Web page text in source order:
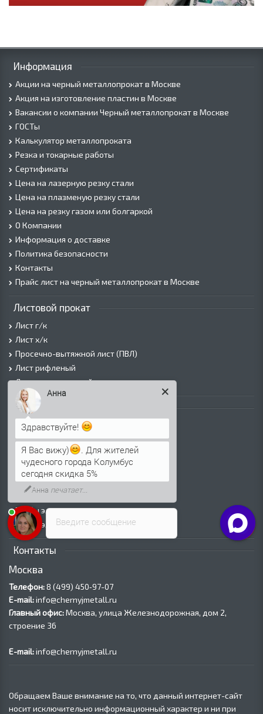
Информация
Акции на черный металлопрокат в Москве
Акция на изготовление пластин в Москве
Вакансии о компании Черный металлопрокат в Москве
ГОСТы
Калькулятор металлопроката
Резка и токарные работы
Сертификаты
Цена на лазерную резку стали
Цена на плазменую резку стали
Цена на резку газом или болгаркой
О Компании
Информация о доставке
Политика безопасности
Контакты
Прайс лист на черный металлопрокат в Москве
Листовой прокат
Лист г/к
Лист х/к
Просечно-вытяжной лист (ПВЛ)
Лист рифленый
Лист оцинкованный
Трубы
Трубы горячедеформированные
Труба холоднодеформированная
Трубы ВГП (Водогазопроводные)
Трубы ВГП оцинкованные
Трубы электросварные круглые
Трубы электросварные квадратные
Трубы электросварные прямоугольные
Трубы электросварные оцинкованные
Контакты
Москва
Телефон:8 (499) 450‑97-07
E-mail:info@chernyjmetall.ru
Главный офис:Москва, улица Железнодорожная, дом 2,
строение 36
E-mail:info@chernyjmetall.ru
Обращаем Ваше внимание на то, что данный интернет-сайт
носит исключительно информационный характер и ни при
Введите сообщение
Анна
Здравствуйте!
Я Вас вижу)
. Для жителей
чудесного города Колумбус
сегодня скидка 5%
Анна печатает...